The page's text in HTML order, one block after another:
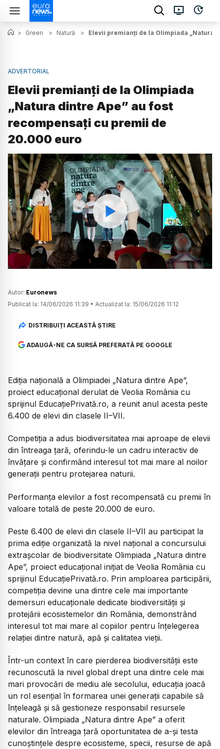
> Green > Natură > Elevii premianți de la Olimpiada „Natura
ADVERTORIAL
Elevii premianți de la Olimpiada
„Natura dintre Ape” au fost
recompensați cu premii de
20.000 euro
Watch
Autor: Euronews
Publicat la: 14/06/2026 11:39 • Actualizat la: 15/06/2026 11:12
DISTRIBUIȚI ACEASTĂ ȘTIRE
ADAUGĂ-NE CA SURSĂ PREFERATĂ PE GOOGLE
Ediția națională a Olimpiadei „Natura dintre Ape”,
proiect educațional derulat de Veolia România cu
sprijinul EducațiePrivată.ro, a reunit anul acesta peste
6.400 de elevi din clasele II–VII.
Competiția a adus biodiversitatea mai aproape de elevii
din întreaga țară, oferindu-le un cadru interactiv de
învățare și confirmând interesul tot mai mare al noilor
generații pentru protejarea naturii.
Performanța elevilor a fost recompensată cu premii în
valoare totală de peste 20.000 de euro.
Peste 6.400 de elevi din clasele II–VII au participat la
prima ediție organizată la nivel național a concursului
extrașcolar de biodiversitate Olimpiada „Natura dintre
Ape”, proiect educațional inițiat de Veolia România cu
sprijinul EducațiePrivată.ro. Prin amploarea participării,
competiția devine una dintre cele mai importante
demersuri educaționale dedicate biodiversității și
protejării ecosistemelor din România, demonstrând
interesul tot mai mare al copiilor pentru înțelegerea
relației dintre natură, apă și calitatea vieții.
Într-un context în care pierderea biodiversității este
recunoscută la nivel global drept una dintre cele mai
mari provocări de mediu ale secolului, educația joacă
un rol esențial în formarea unei generații capabile să
înțeleagă și să gestioneze responsabil resursele
naturale. Olimpiada „Natura dintre Ape” a oferit
elevilor din întreaga țară oportunitatea de a-și testa
cunoștințele despre ecosisteme, specii, resurse de apă